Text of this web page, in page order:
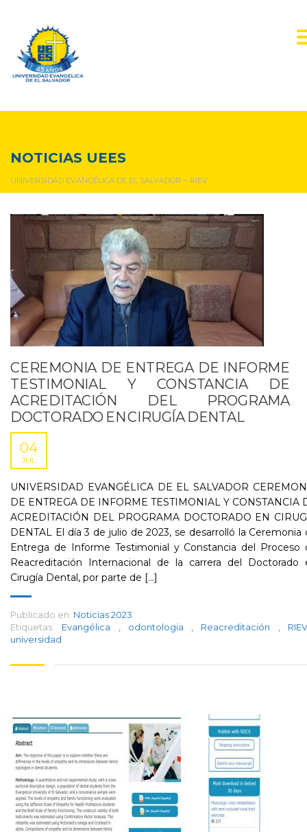
NOTICIAS UEES
UNIVERSIDAD EVANGÉLICA DE EL SALVADOR > RIEV
CEREMONIA DE ENTREGA DE INFORME
TESTIMONIAL Y CONSTANCIA DE
ACREDITACIÓN DEL PROGRAMA
DOCTORADO EN CIRUGÍA DENTAL
04
JUL
UNIVERSIDAD EVANGÉLICA DE EL SALVADOR
DE ENTREGA DE INFORME TESTIMONIAL Y CONSTANCIA
ACREDITACIÓN DEL PROGRAMA DOCTORADO EN
DENTAL El día 3 de julio de 2023, se desarrolló la Ceremonia
Entrega de Informe Testimonial y Constancia del Proceso
Reacreditación Internacional de la carrera del Doctorado
Cirugía Dental, por parte de [...]
Publicado en: Noticias 2023
Etiquetas:
Evangélica odontologia Reacreditación
universidad